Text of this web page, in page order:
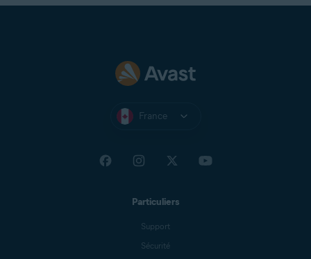
France
Particuliers
Support
Sécurité